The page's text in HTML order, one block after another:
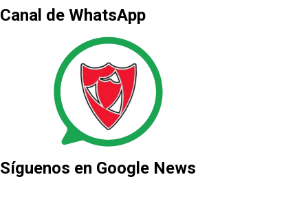
Canal de WhatsApp
Síguenos en Google News